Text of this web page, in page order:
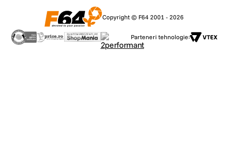
Copyright © F64 2001 - 2026
Parteneri tehnologie: